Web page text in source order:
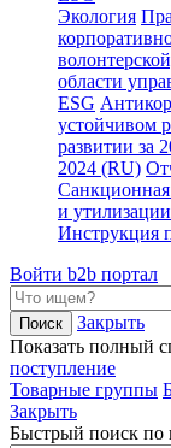
Экология
области
ESG
устойчивом
развитии за
2024 (RU)
и утилизации
Инструкция
Войти b2b портал
Закрыть
Показать полный
поступление
Товарные группы
Закрыть
Быстрый поиск по